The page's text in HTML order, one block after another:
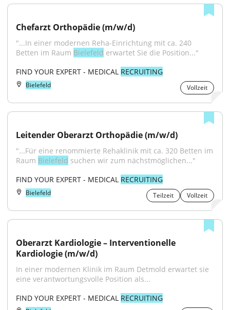
Chefarzt Orthopädie (m/w/d)
"...In einer modernen Reha-Einrichtung mit ca. 240
Betten im Raum Bielefeld erwartet Sie die Position..."
FIND YOUR EXPERT - MEDICAL RECRUITING
Bielefeld Vollzeit
Leitender Oberarzt Orthopädie (m/w/d)
"...Für eine renommierte Rehaklinik mit ca. 320 Betten im
Raum Bielefeld suchen wir zum nächstmöglichen..."
FIND YOUR EXPERT - MEDICAL RECRUITING
Bielefeld Teilzeit Vollzeit
Oberarzt Kardiologie – Interventionelle
Kardiologie (m/w/d)
In einer modernen Klinik im Raum Detmold erwartet sie
eine verantwortungsvolle Position als...
FIND YOUR EXPERT - MEDICAL RECRUITING